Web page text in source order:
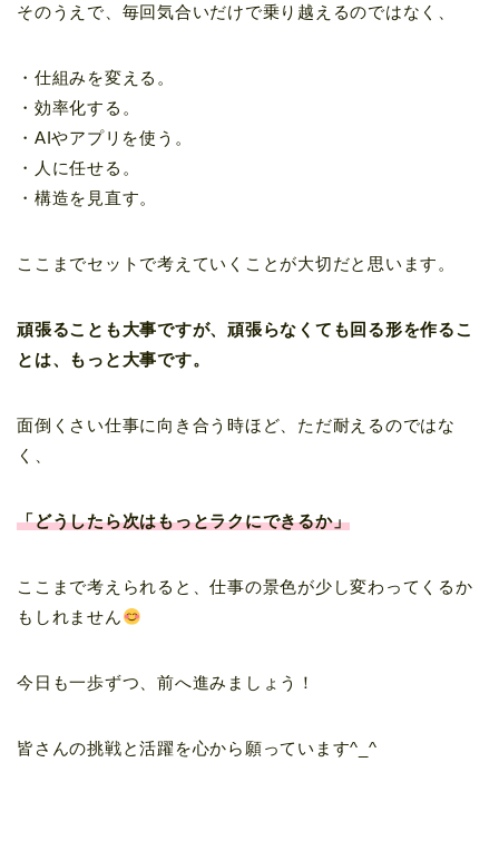
そのうえで、毎回気合いだけで乗り越えるのではなく、
・仕組みを変える。
・効率化する。
・AIやアプリを使う。
・人に任せる。
・構造を見直す。
ここまでセットで考えていくことが大切だと思います。
頑張ることも大事ですが、頑張らなくても回る形を作るこ
とは、もっと大事です。
面倒くさい仕事に向き合う時ほど、ただ耐えるのではな
く、
「どうしたら次はもっとラクにできるか」
ここまで考えられると、仕事の景色が少し変わってくるか
もしれません
今日も一歩ずつ、前へ進みましょう！
皆さんの挑戦と活躍を心から願っています^_^